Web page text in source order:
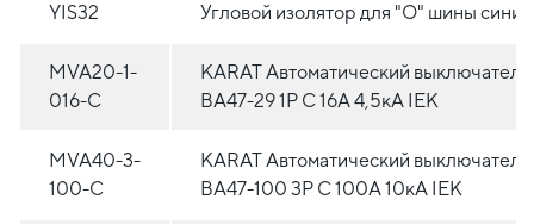
YIS32 Угловой изолятор для "О" шины
MVA20-1-
016-C
KARAT Автоматический выключатель
ВА47-29 1P C 16А 4,5кА IEK
MVA40-3-
100-C
KARAT Автоматический выключатель
ВА47-100 3P C 100А 10кА IEK